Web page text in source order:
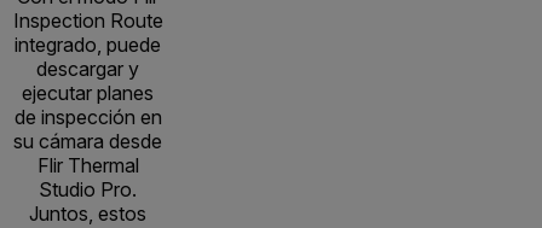
Inspection Route
integrado, puede
descargar y
ejecutar planes
de inspección en
su cámara desde
Flir Thermal
Studio Pro.
Juntos, estos